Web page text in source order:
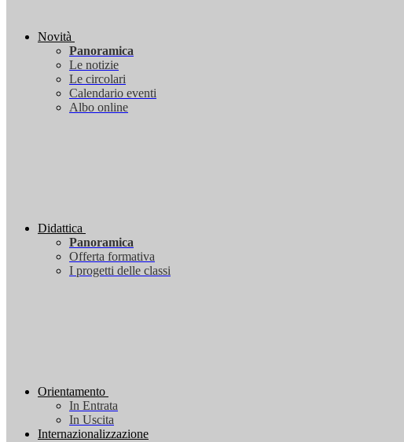
Novità
Panoramica
Le notizie
Le circolari
Calendario eventi
Albo online
Didattica
Panoramica
Offerta formativa
I progetti delle classi
Orientamento
In Entrata
In Uscita
Internazionalizzazione